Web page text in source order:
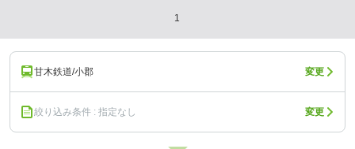
1
甘木鉄道/小郡 変更
絞り込み条件 : 指定なし 変更